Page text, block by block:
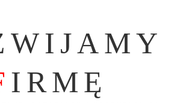
IRMĘ